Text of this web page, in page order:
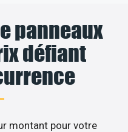
panneaux
défiant
montant pour votre